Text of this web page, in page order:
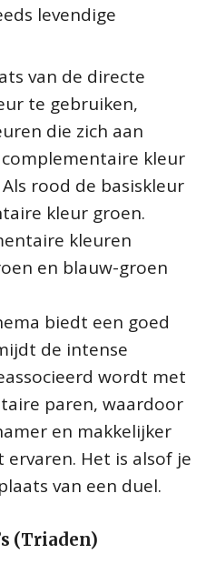
levendige
van de directe
te gebruiken,
die zich aan
kleur
rood de basiskleur
kleur groen.
kleuren
en blauw-groen
biedt een goed
de intense
wordt met
paren, waardoor
en makkelijker
Het is alsof je
van een duel.
(Triaden)